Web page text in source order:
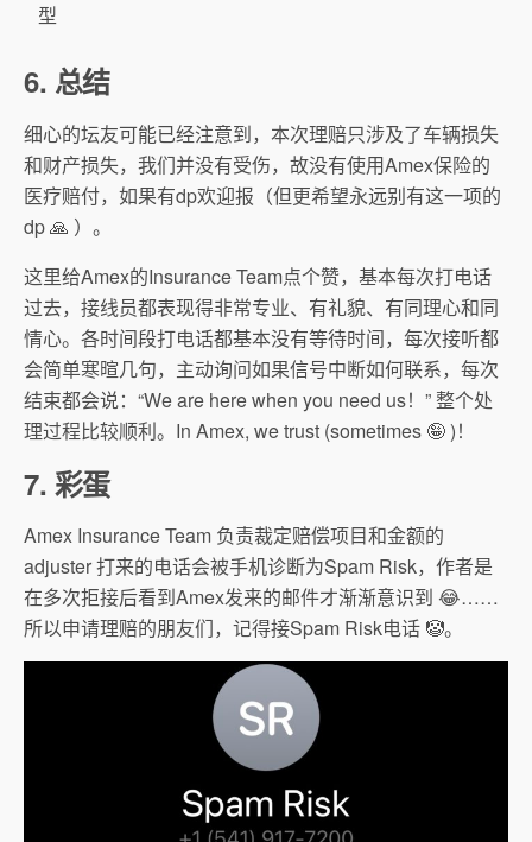
型
6. 总结
细心的坛友可能已经注意到，本次理赔只涉及了车辆损失
和财产损失，我们并没有受伤，故没有使用Amex保险的
医疗赔付，如果有dp欢迎报（但更希望永远别有这一项的
dp 🙏 ）。
这里给Amex的Insurance Team点个赞，基本每次打电话
过去，接线员都表现得非常专业、有礼貌、有同理心和同
情心。各时间段打电话都基本没有等待时间，每次接听都
会简单寒暄几句，主动询问如果信号中断如何联系，每次
结束都会说：“We are here when you need us！” 整个处
理过程比较顺利。In Amex, we trust (sometimes 🤪 )！
7. 彩蛋
Amex Insurance Team 负责裁定赔偿项目和金额的
adjuster 打来的电话会被手机诊断为Spam Risk，作者是
在多次拒接后看到Amex发来的邮件才渐渐意识到 😂……
所以申请理赔的朋友们，记得接Spam Risk电话 🤡。